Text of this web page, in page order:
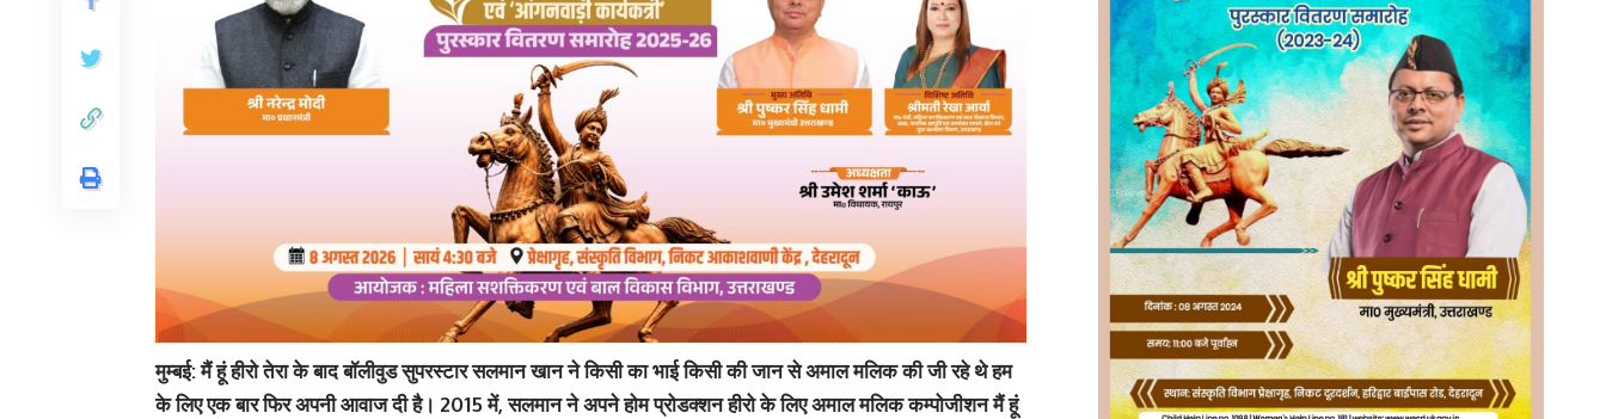
मुम्बई: मैं हूं हीरो तेरा के बाद बॉलीवुड सुपरस्टार सलमान खान ने किसी का भाई किसी की जान से अमाल मलिक की जी रहे थे हम
के लिए एक बार फिर अपनी आवाज दी है। 2015 में, सलमान ने अपने होम प्रोडक्शन हीरो के लिए अमाल मलिक कम्पोजीशन मैं हूं